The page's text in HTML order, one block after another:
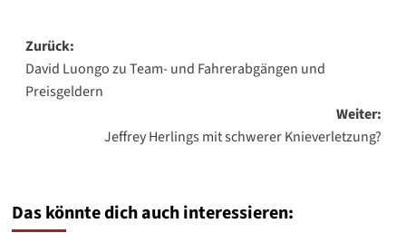
Beitragsnavigation
Zurück:
David Luongo zu Team- und Fahrerabgängen und
Preisgeldern
Weiter:
Jeffrey Herlings mit schwerer Knieverletzung?
Das könnte dich auch interessieren: